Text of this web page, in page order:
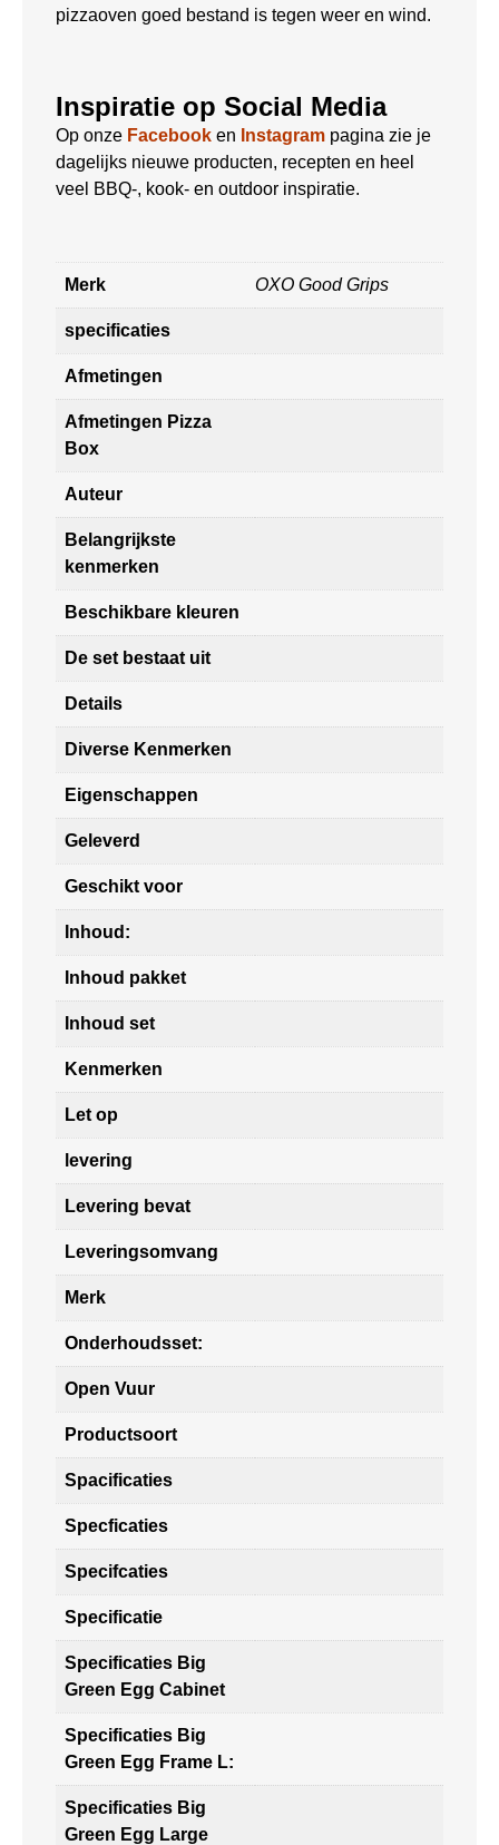
pizzaoven goed bestand is tegen weer en wind.
Inspiratie op Social Media
Op onze Facebook en Instagram pagina zie je
dagelijks nieuwe producten, recepten en heel
veel BBQ-, kook- en outdoor inspiratie.
Merk OXO Good Grips
specificaties
Afmetingen
Afmetingen Pizza
Box
Auteur
Belangrijkste
kenmerken
Beschikbare kleuren
De set bestaat uit
Details
Diverse Kenmerken
Eigenschappen
Geleverd
Geschikt voor
Inhoud:
Inhoud pakket
Inhoud set
Kenmerken
Let op
levering
Levering bevat
Leveringsomvang
Merk
Onderhoudsset:
Open Vuur
Productsoort
Spacificaties
Specficaties
Specifcaties
Specificatie
Specificaties Big
Green Egg Cabinet
Specificaties Big
Green Egg Frame L:
Specificaties Big
Green Egg Large